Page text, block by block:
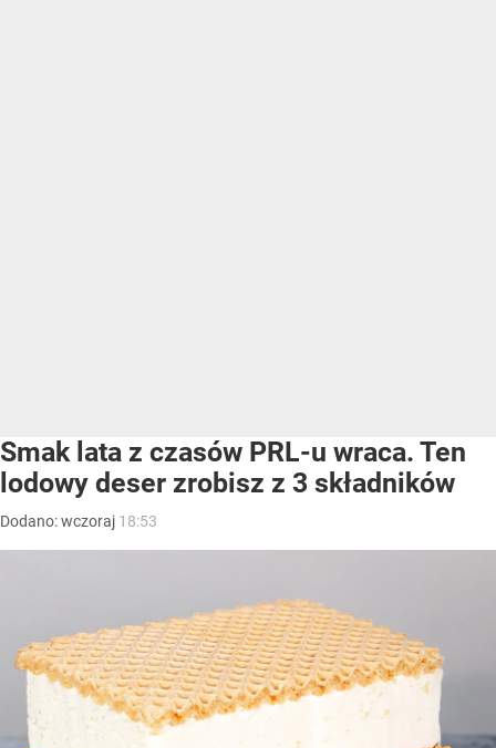
Smak lata z czasów PRL-u wraca. Ten
lodowy deser zrobisz z 3 składników
Dodano:wczoraj 18:53